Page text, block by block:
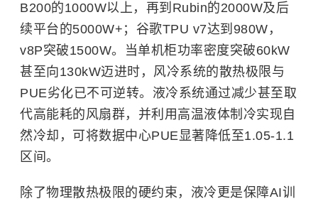
B200的1000W以上，再到Rubin的2000W及后
续平台的5000W+；谷歌TPU v7达到980W，
v8P突破1500W。当单机柜功率密度突破60kW
甚至向130kW迈进时，风冷系统的散热极限与
PUE劣化已不可逆转。液冷系统通过减少甚至取
代高能耗的风扇群，并利用高温液体制冷实现自
然冷却，可将数据中心PUE显著降低至1.05-1.1
区间。
除了物理散热极限的硬约束，液冷更是保障AI训